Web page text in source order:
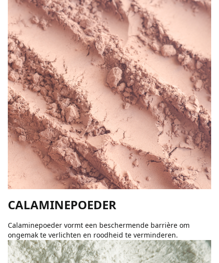
CALAMINEPOEDER
Calaminepoeder vormt een beschermende barrière om
ongemak te verlichten en roodheid te verminderen.